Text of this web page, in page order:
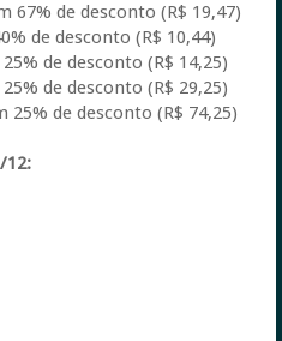
67% de desconto (R$ 19,47)
de desconto (R$ 10,44)
de desconto (R$ 14,25)
de desconto (R$ 29,25)
25% de desconto (R$ 74,25)
12: